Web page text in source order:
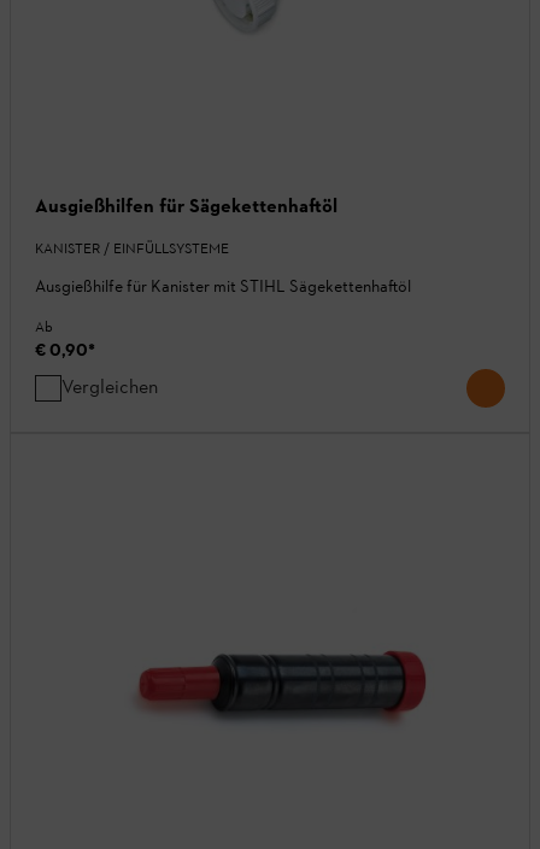
Ausgießhilfen für Sägekettenhaftöl
KANISTER / EINFÜLLSYSTEME
Ausgießhilfe für Kanister mit STIHL Sägekettenhaftöl
Ab
€ 0,90*
Vergleichen